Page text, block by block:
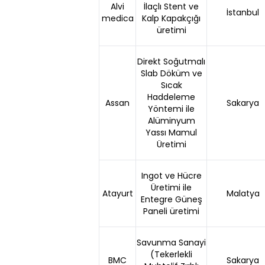
Alvi
medica
İlaçlı Stent ve
Kalp Kapakçığı
üretimi
İstanbul
Assan
Direkt Soğutmalı
Slab Döküm ve
Sıcak
Haddeleme
Yöntemi ile
Alüminyum
Yassı Mamul
Üretimi
Sakarya
Atayurt
Ingot ve Hücre
Üretimi ile
Entegre Güneş
Paneli üretimi
Malatya
BMC
Savunma Sanayi
(Tekerlekli
Sakarya